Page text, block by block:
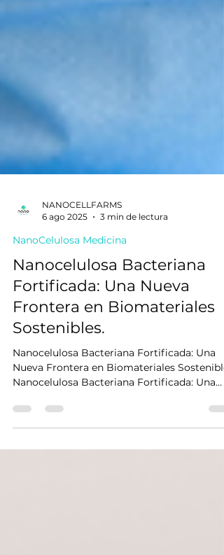
NANOCELLFARMS
6 ago 2025
3 min de lectura
NanoCelulosa Medicina
Nanocelulosa Bacteriana
Frontera en Biomateriales
Sostenibles.
Nanocelulosa Bacteriana Fortificada: Una
Nueva...